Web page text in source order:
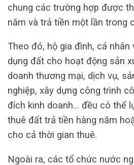
chung các trường hợp được
năm và trả tiền một lần trong
Theo đó, hộ gia đình, cá
dụng đất cho hoạt động sản
doanh thương mại, dịch vụ,
nghiệp, xây dựng công trình
đích kinh doanh… đều có thể
thuê đất trả tiền hàng năm
cho cả thời gian thuê.
Ngoài ra, các tổ chức nước